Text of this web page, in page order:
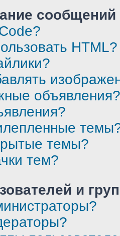
HTML?
объявления?
темы?
тем?
и